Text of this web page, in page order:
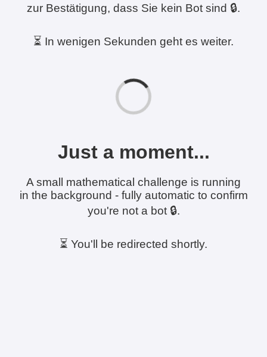
zur Bestätigung, dass Sie kein Bot sind 🔒.
⏳ In wenigen Sekunden geht es weiter.
Just a moment...
A small mathematical challenge is running
in the background - fully automatic to confirm
you're not a bot 🔒.
⏳ You'll be redirected shortly.